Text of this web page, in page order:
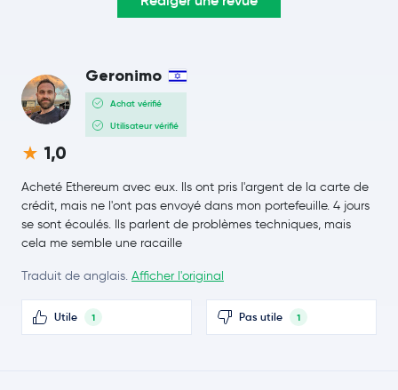
DOGE
Chainlink LINK
Stellar Lumens XLM
Bitcoin Cash BCH
Toncoin TON
USD1
Litecoin
Geronimo
Achat vérifié
Utilisateur vérifié
1,0
Acheté Ethereum avec eux. Ils ont pris l'argent de la carte de
crédit, mais ne l'ont pas envoyé dans mon portefeuille. 4 jours
se sont écoulés. Ils parlent de problèmes techniques, mais
cela me semble une racaille
Traduit de anglais. Afficher l'original
Utile 1 Pas utile 1